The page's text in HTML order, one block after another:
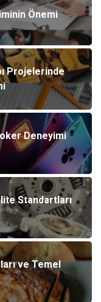
Önemi
Projelerinde
Deneyimi
Standartları
ve Temel